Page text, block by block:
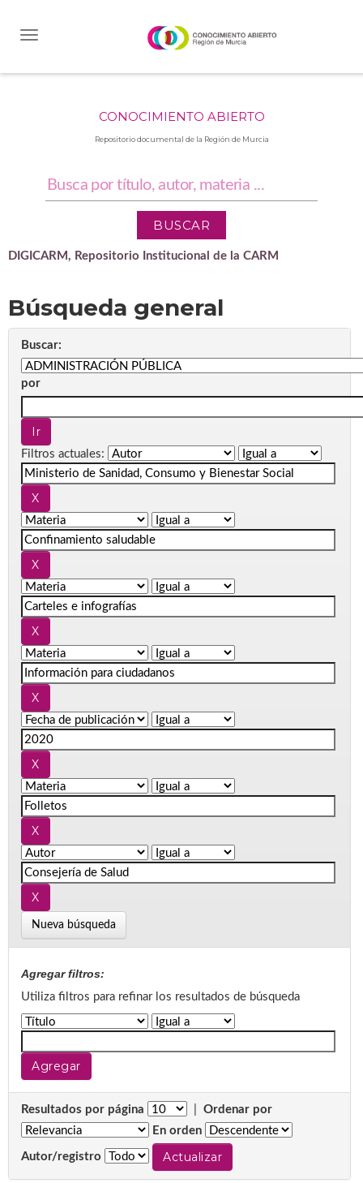
CONOCIMIENTO ABIERTO
Repositorio documental de la Región de Murcia
DIGICARM, Repositorio Institucional de la CARM
Búsqueda general
Buscar:
por
Filtros actuales:
Nueva búsqueda
Agregar filtros:
Utiliza filtros para refinar los resultados de búsqueda
Resultados por página
Ordenar por
En orden
Autor/registro